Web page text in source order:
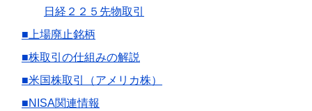
日経２２５先物取引
■上場廃止銘柄
■株取引の仕組みの解説
■米国株取引（アメリカ株）
■NISA関連情報